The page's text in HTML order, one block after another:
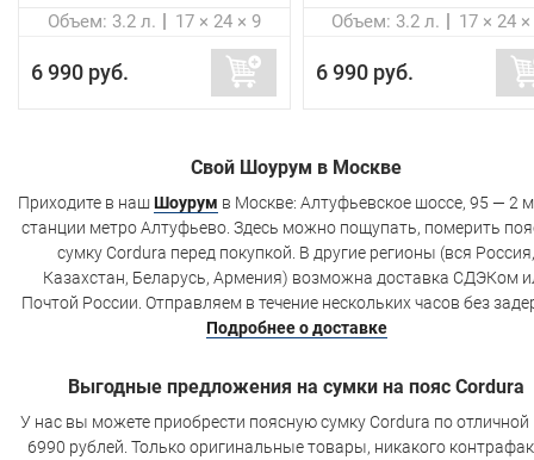
17 × 24 × 9
Объем: 3.2 л.
6 990 руб.
17 × 24
Объем: 3.2 л.
6 990 руб.
Свой Шоурум в Москве
Приходите в нашШоурум в Москве: Алтуфьевское шоссе, 95 — 2
станции метро Алтуфьево. Здесь можно пощупать, померить
сумку Cordura перед покупкой. В другие регионы (вся Россия,
Казахстан, Беларусь, Армения) возможна доставка СДЭКом
Почтой России. Отправляем в течение нескольких часов без
Подробнее о доставке
Выгодные предложения на сумки на пояс Cordura
У нас вы можете приобрести поясную сумку Cordura по отличной
6990 рублей. Только оригинальные товары, никакого